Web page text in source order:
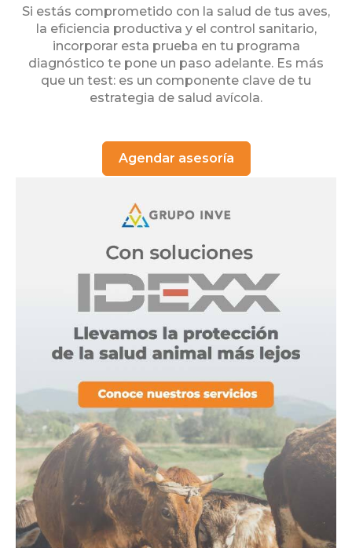
Si estás comprometido con la salud de tus aves,
la eficiencia productiva y el control sanitario,
incorporar esta prueba en tu programa
diagnóstico te pone un paso adelante. Es más
que un test: es un componente clave de tu
estrategia de salud avícola.
Agendar asesoría